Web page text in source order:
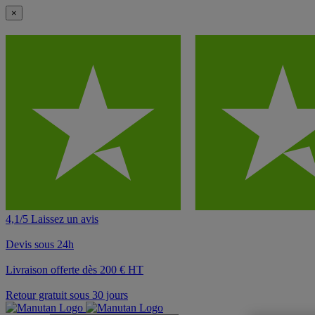
×
4,1/5 Laissez un avis
Devis sous 24h
Livraison offerte dès 200 € HT
Retour gratuit sous 30 jours